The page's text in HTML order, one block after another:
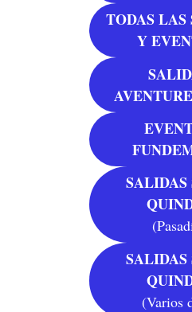
TODAS LAS
Y
SALIDAS
SALIDAS
(Varios